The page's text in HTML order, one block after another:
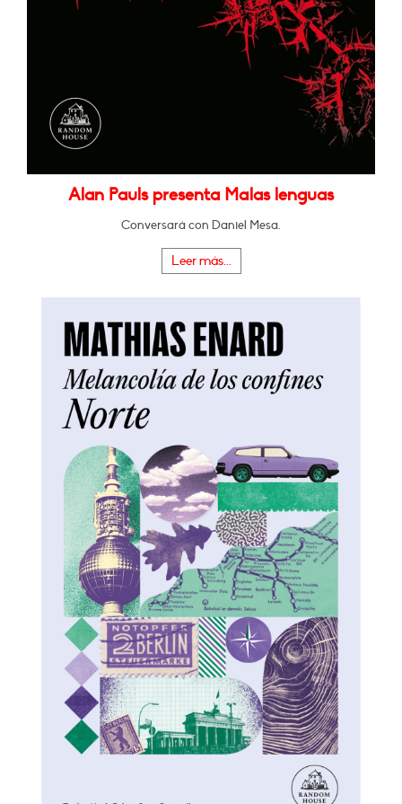
Alan Pauls presenta Malas lenguas
Conversará con Daniel Mesa.
Leer más...